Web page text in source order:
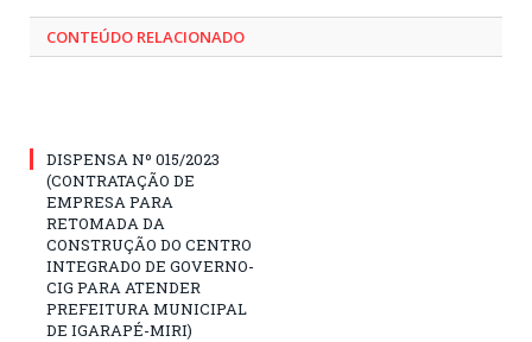
CONTEÚDO RELACIONADO
DISPENSA Nº 015/2023
(CONTRATAÇÃO DE
EMPRESA PARA
RETOMADA DA
CONSTRUÇÃO DO CENTRO
INTEGRADO DE GOVERNO-
CIG PARA ATENDER
PREFEITURA MUNICIPAL
DE IGARAPÉ-MIRI)